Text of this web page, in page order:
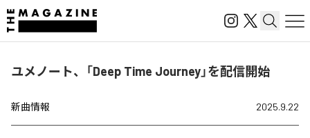
ユメノート、「Deep Time Journey」を配信開始
新曲情報 2025.9.22